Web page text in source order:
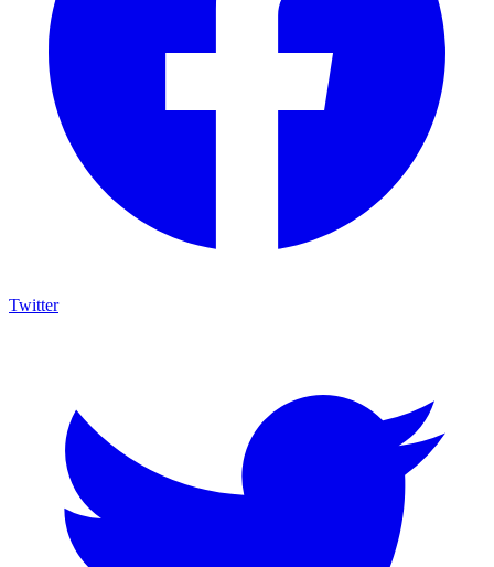
Twitter